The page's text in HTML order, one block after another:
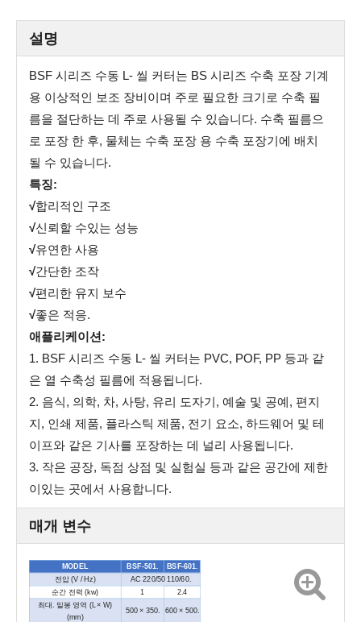
설명
BSF 시리즈 수동 L- 씰 커터는 BS 시리즈 수축 포장 기계
용 이상적인 보조 장비이며 주로 필요한 크기로 수축 필
름을 절단하는 데 주로 사용될 수 있습니다. 수축 필름으
로 포장 한 후, 물체는 수축 포장 용 수축 포장기에 배치
될 수 있습니다.
특징:
√합리적인 구조
√신뢰할 수있는 성능
√유연한 사용
√간단한 조작
√편리한 유지 보수
√좋은 적응.
애플리케이션:
1. BSF 시리즈 수동 L- 씰 커터는 PVC, POF, PP 등과 같
은 열 수축성 필름에 적용됩니다.
2. 음식, 의학, 차, 사탕, 유리 도자기, 예술 및 공예, 편지
지, 인쇄 제품, 플라스틱 제품, 전기 요소, 하드웨어 및 테
이프와 같은 기사를 포장하는 데 널리 사용됩니다.
3. 작은 공장, 독점 상점 및 실험실 등과 같은 공간에 제한
이있는 곳에서 사용합니다.
매개 변수
MODEL BSF-501. BSF-601.
전압 (V / Hz) AC 220/50 110/60.
순간 전력 (kw) 1
2.4
최대. 밀봉 영역 (L × W)
(mm)
500 × 350. 600 × 500.